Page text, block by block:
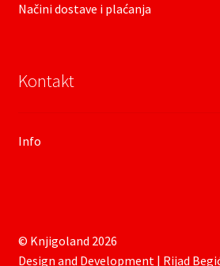
Načini dostave i plaćanja
Kontakt
Info
© Knjigoland 2026
Design and Development | Rijad